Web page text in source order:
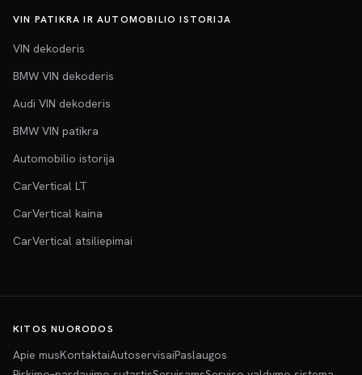
VIN PATIKRA IR AUTOMOBILIO ISTORIJA
VIN dekoderis
BMW VIN dekoderis
Audi VIN dekoderis
BMW VIN patikra
Automobilio istorija
CarVertical LT
CarVertical kaina
CarVertical atsiliepimai
KITOS NUORODOS
Apie musKontaktaiAutoservisaiPaslaugos